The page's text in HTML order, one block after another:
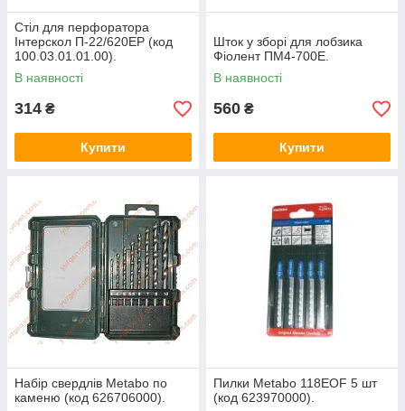
Стіл для перфоратора
Інтерскол П-22/620ЕР (код
100.03.01.01.00).
В наявності
314 ₴
Купити
Шток у зборі для лобзика
Фіолент ПМ4-700Е.
В наявності
560 ₴
Купити
Набір свердлів Metabo по
каменю (код 626706000).
Пилки Metabo 118EOF 5 шт
(код 623970000).